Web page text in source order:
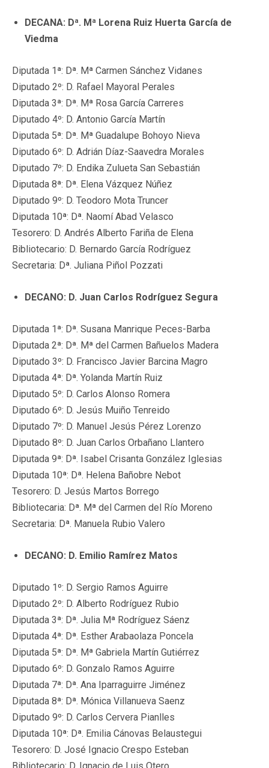
DECANA: Dª. Mª Lorena Ruiz Huerta García de
Viedma
Diputada 1ª: Dª. Mª Carmen Sánchez Vidanes
Diputado 2º: D. Rafael Mayoral Perales
Diputada 3ª: Dª. Mª Rosa García Carreres
Diputado 4º: D. Antonio García Martín
Diputada 5ª: Dª. Mª Guadalupe Bohoyo Nieva
Diputado 6º: D. Adrián Díaz-Saavedra Morales
Diputado 7º: D. Endika Zulueta San Sebastián
Diputada 8ª: Dª. Elena Vázquez Núñez
Diputado 9º: D. Teodoro Mota Truncer
Diputada 10ª: Dª. Naomí Abad Velasco
Tesorero: D. Andrés Alberto Fariña de Elena
Bibliotecario: D. Bernardo García Rodríguez
Secretaria: Dª. Juliana Piñol Pozzati
DECANO: D. Juan Carlos Rodríguez Segura
Diputada 1ª: Dª. Susana Manrique Peces-Barba
Diputada 2ª: Dª. Mª del Carmen Bañuelos Madera
Diputado 3º: D. Francisco Javier Barcina Magro
Diputada 4ª: Dª. Yolanda Martín Ruiz
Diputado 5º: D. Carlos Alonso Romera
Diputado 6º: D. Jesús Muiño Tenreido
Diputado 7º: D. Manuel Jesús Pérez Lorenzo
Diputado 8º: D. Juan Carlos Orbañano Llantero
Diputada 9ª: Dª. Isabel Crisanta González Iglesias
Diputada 10ª: Dª. Helena Bañobre Nebot
Tesorero: D. Jesús Martos Borrego
Bibliotecaria: Dª. Mª del Carmen del Río Moreno
Secretaria: Dª. Manuela Rubio Valero
DECANO: D. Emilio Ramírez Matos
Diputado 1º: D. Sergio Ramos Aguirre
Diputado 2º: D. Alberto Rodríguez Rubio
Diputada 3ª: Dª. Julia Mª Rodríguez Sáenz
Diputada 4ª: Dª. Esther Arabaolaza Poncela
Diputada 5ª: Dª. Mª Gabriela Martín Gutiérrez
Diputado 6º: D. Gonzalo Ramos Aguirre
Diputada 7ª: Dª. Ana Iparraguirre Jiménez
Diputada 8ª: Dª. Mónica Villanueva Saenz
Diputado 9º: D. Carlos Cervera Pianlles
Diputada 10ª: Dª. Emilia Cánovas Belaustegui
Tesorero: D. José Ignacio Crespo Esteban